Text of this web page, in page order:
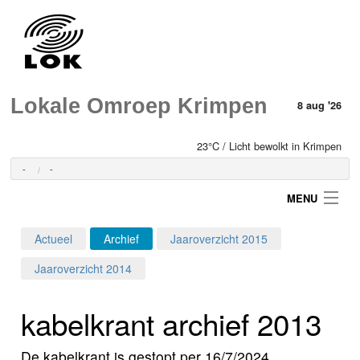
Lokale Omroep Krimpen 8 aug '26
23°C / Licht bewolkt in Krimpen
- -
MENU
Programma's
Actueel Archief
Jaaroverzicht 2015
Jaaroverzicht 2014
kabelkrant archief 2013